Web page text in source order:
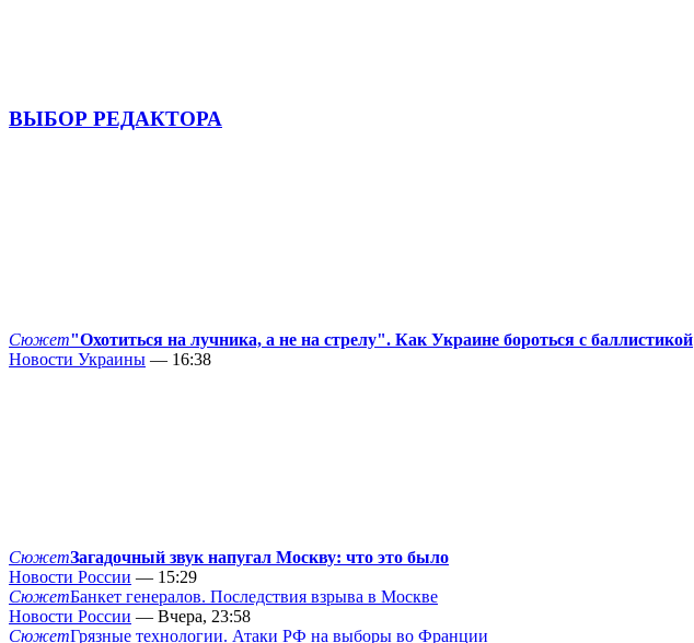
ВЫБОР РЕДАКТОРА
Сюжет"Охотиться на лучника, а не на стрелу". Как Украине бороться с баллистикой
Новости Украины — 16:38
СюжетЗагадочный звук напугал Москву: что это было
Новости России — 15:29
СюжетБанкет генералов. Последствия взрыва в Москве
Новости России — Вчера, 23:58
СюжетГрязные технологии. Атаки РФ на выборы во Франции